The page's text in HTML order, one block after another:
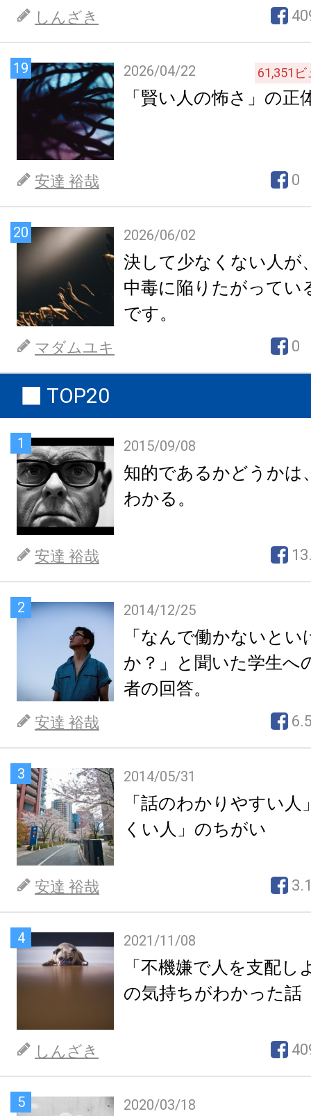
しんざき
19 2026/04/22 61,351 ビ
「賢い人の怖さ」の正
安達 裕哉 0
20 2026/06/02
決して少なくない人が
中毒に陥りたがってい
です。
マダムユキ 0
TOP20
1 2015/09/08
知的であるかどうかは
わかる。
安達 裕哉
2 2014/12/25
「なんで働かないと
か？」と聞いた学生へ
者の回答。
安達 裕哉
3 2014/05/31
「話のわかりやすい
くい人」のちがい
安達 裕哉
4 2021/11/08
「不機嫌で人を支配し
の気持ちがわかった話
しんざき
5 2020/03/18